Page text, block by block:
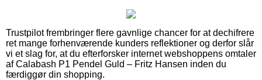
Trustpilot frembringer flere gavnlige chancer for at dechifrere
ret mange forhenværende kunders reflektioner og derfor slår
vi et slag for, at du efterforsker internet webshoppens omtaler
af Calabash P1 Pendel Guld – Fritz Hansen inden du
færdiggør din shopping.